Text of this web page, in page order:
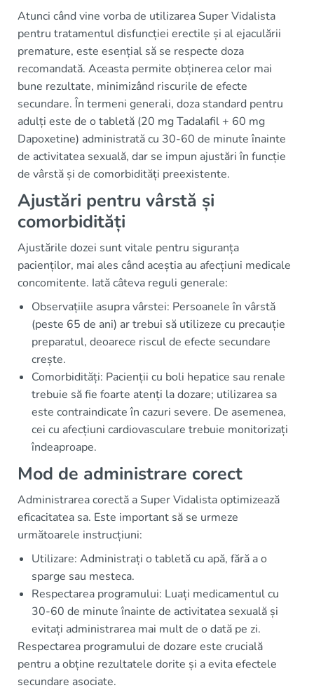
Atunci când vine vorba de utilizarea Super Vidalista
pentru tratamentul disfuncției erectile și al ejaculării
premature, este esențial să se respecte doza
recomandată. Aceasta permite obținerea celor mai
bune rezultate, minimizând riscurile de efecte
secundare. În termeni generali, doza standard pentru
adulți este de o tabletă (20 mg Tadalafil + 60 mg
Dapoxetine) administrată cu 30-60 de minute înainte
de activitatea sexuală, dar se impun ajustări în funcție
de vârstă și de comorbidități preexistente.
Ajustări pentru vârstă și
comorbidități
Ajustările dozei sunt vitale pentru siguranța
pacienților, mai ales când aceștia au afecțiuni medicale
concomitente. Iată câteva reguli generale:
Observațiile asupra vârstei: Persoanele în vârstă
(peste 65 de ani) ar trebui să utilizeze cu precauție
preparatul, deoarece riscul de efecte secundare
crește.
Comorbidități: Pacienții cu boli hepatice sau renale
trebuie să fie foarte atenți la dozare; utilizarea sa
este contraindicate în cazuri severe. De asemenea,
cei cu afecțiuni cardiovasculare trebuie monitorizați
îndeaproape.
Mod de administrare corect
Administrarea corectă a Super Vidalista optimizează
eficacitatea sa. Este important să se urmeze
următoarele instrucțiuni:
Utilizare: Administrați o tabletă cu apă, fără a o
sparge sau mesteca.
Respectarea programului: Luați medicamentul cu
30-60 de minute înainte de activitatea sexuală și
evitați administrarea mai mult de o dată pe zi.
Respectarea programului de dozare este crucială
pentru a obține rezultatele dorite și a evita efectele
secundare asociate.